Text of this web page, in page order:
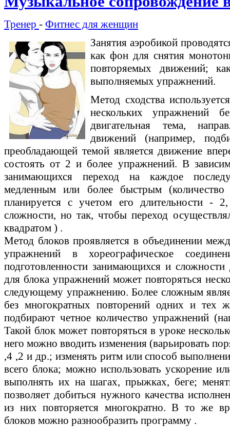
Тренер - Фитнес для женщин
Занятия аэробикой
как фон для снятия
повторяемых движений;
выполняемых упражнений.
Метод сходства
нескольких упражнений
двигательная тема,
движений (например,
преобладающей темой является движение
состоять от 2 и более упражнений. В
занимающихся переход на каждое
медленным или более быстрым (количество
планируется с учетом его длительности -
сложности, но так, чтобы переход
квадратом ) .
Метод блоков проявляется в объединении
упражнений в хореографическое
подготовленности занимающихся и
для блока упражнений может повторяться
следующему упражнению. Более сложным
без многократных повторений одних и тех
подбирают четное количество упражнений
Такой блок может повторяться в уроке
него можно вводить изменения (варьировать
,4 ,2 и др.; изменять ритм или способ
всего блока; можно использовать ускорение
выполнять их на шагах, прыжках, беге;
позволяет добиться нужного качества
из них повторяется многократно. В то же
блоков можно разнообразить программу .